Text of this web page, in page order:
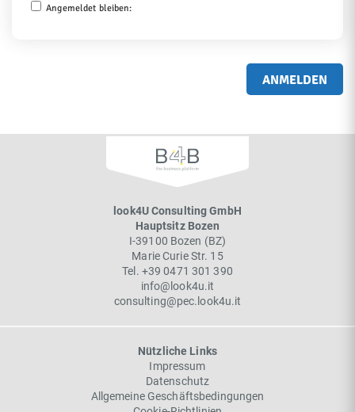
Angemeldet bleiben:
look4U Consulting GmbH
Hauptsitz Bozen
I-39100 Bozen (BZ)
Marie Curie Str. 15
Tel. +39 0471 301 390
info@look4u.it
consulting@pec.look4u.it
Nützliche Links
Impressum
Datenschutz
Allgemeine Geschäftsbedingungen